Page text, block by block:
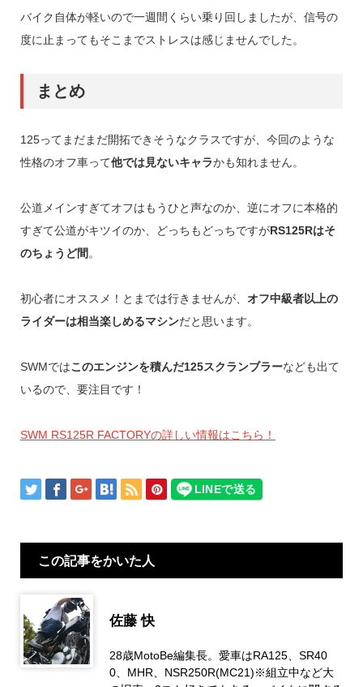
バイク自体が軽いので一週間くらい乗り回しましたが、信号の
度に止まってもそこまでストレスは感じませんでした。
まとめ
125ってまだまだ開拓できそうなクラスですが、今回のような
性格のオフ車って他では見ないキャラかも知れません。
公道メインすぎてオフはもうひと声なのか、逆にオフに本格的
すぎて公道がキツイのか、どっちもどっちですがRS125Rはそ
のちょうど間 。
初心者にオススメ！とまでは行きませんが、 オフ中級者以上の
ライダーは相当楽しめるマシンだと思います。
SWMではこのエンジンを積んだ125スクランブラーなども出て
いるので、要注目です！
SWM RS125R FACTORYの詳しい情報はこちら！
この記事をかいた人
佐藤 快
28歳MotoBe編集長。愛車はRA125、SR40
0、MHR、NSR250R(MC21)※組立中など大